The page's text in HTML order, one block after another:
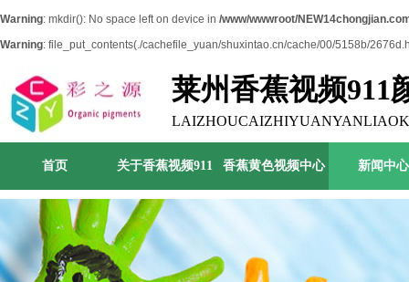
Warning: mkdir(): No space left on device in /www/wwwroot/
Warning: file_put_contents(./cachefile_yuan/shuxintao.cn/cache/00/5158b/
莱州香蕉视频911
司
首页 关于香蕉视频911 香蕉黄色视频中心 新闻中心